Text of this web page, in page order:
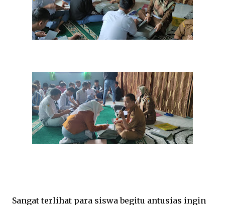
Sangat terlihat para siswa begitu antusias ingin